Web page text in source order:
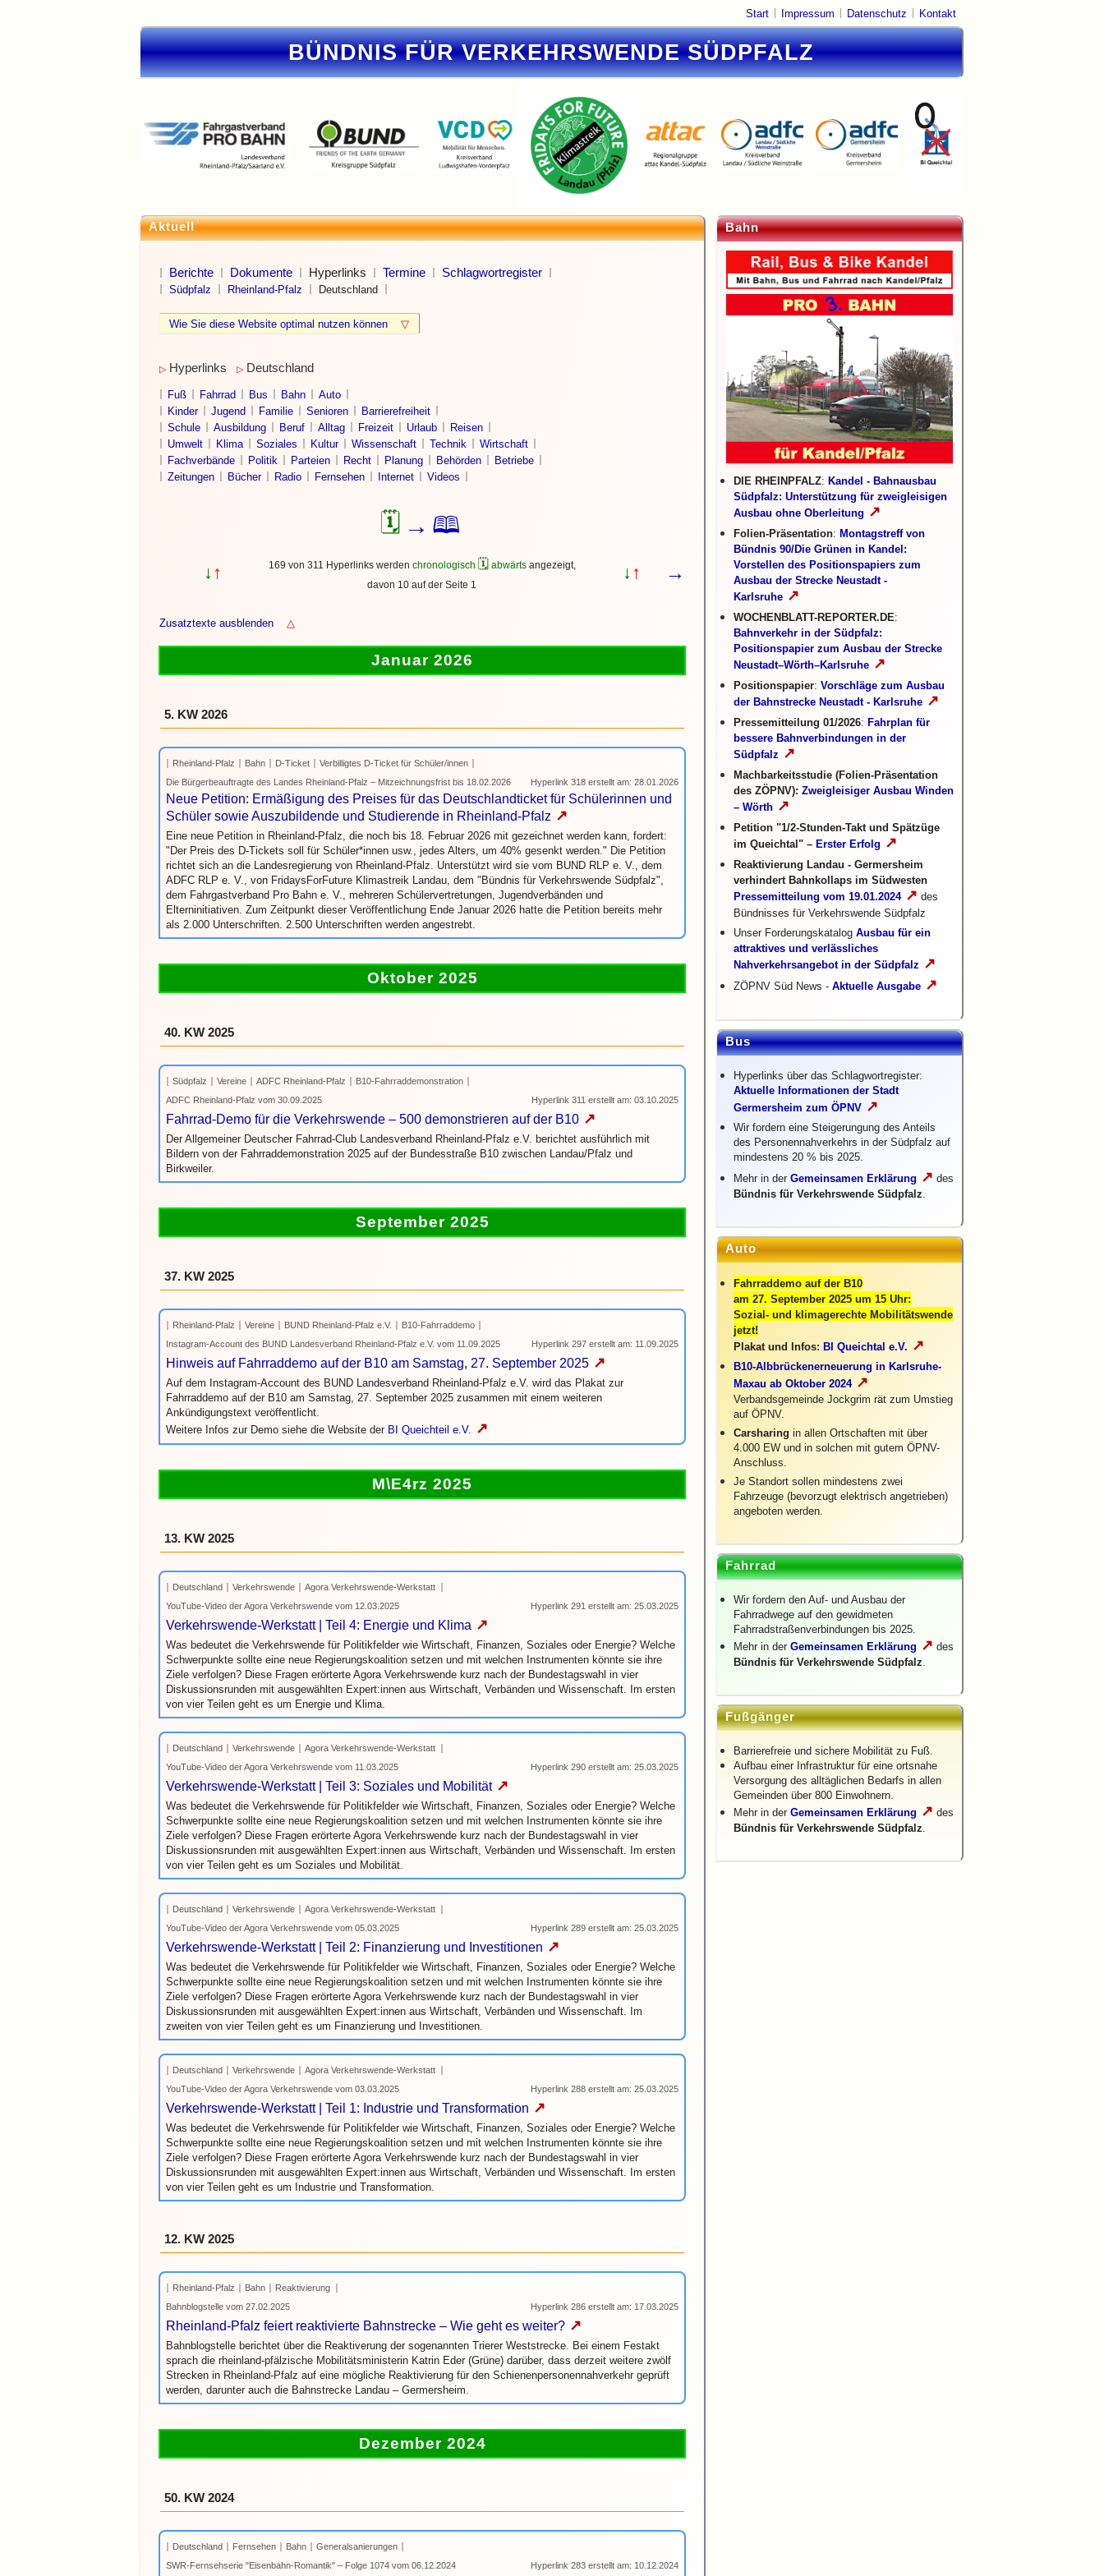
Start Impressum Datenschutz Kontakt
BÜNDNIS FÜR VERKEHRSWENDE SÜDPFALZ
Aktuell
Berichte Dokumente Hyperlinks Termine Schlagwortregister
Südpfalz Rheinland-Pfalz Deutschland
Wie Sie diese Website optimal nutzen können ▽
▷ Hyperlinks ▷ Deutschland
Fuß Fahrrad Bus Bahn
Auto
Kinder
Jugend Familie Senioren
Barrierefreiheit
Schule
Ausbildung Beruf Alltag Freizeit Urlaub
Reisen
Umwelt
Klima Soziales Kultur Wissenschaft Technik
Wirtschaft
Fachverbände
Politik Parteien Recht Planung Behörden
Betriebe
Zeitungen
Bücher Radio Fernsehen Internet Videos
🗓 → 🕮
↓ ↑ 169 von 311 Hyperlinks werden chronologisch 🗓 abwärtsangezeigt,
davon 10 auf der Seite 1
↓ ↑ →
Zusatztexte ausblenden △
Januar 2026
5. KW 2026
Rheinland-Pfalz Bahn D-Ticket
Verbilligtes D-Ticket für Schüler/innen
Die Bürgerbeauftragte des Landes Rheinland-Pfalz – Mitzeichnungsfrist bis 18.02.2026
Hyperlink 318 erstellt am: 28.01.2026
Neue Petition: Ermäßigung des Preises für das Deutschlandticket für Schülerinnen und
Schüler sowie Auszubildende und Studierende in Rheinland-Pfalz ↗
Eine neue Petition in Rheinland-Pfalz, die noch bis 18. Februar 2026 mit gezeichnet werden kann, fordert:
"Der Preis des D-Tickets soll für Schüler*innen usw., jedes Alters, um 40% gesenkt werden." Die Petition
richtet sich an die Landesregierung von Rheinland-Pfalz. Unterstützt wird sie vom BUND RLP e. V., dem
ADFC RLP e. V., von FridaysForFuture Klimastreik Landau, dem "Bündnis für Verkehrswende Südpfalz",
dem Fahrgastverband Pro Bahn e. V., mehreren Schülervertretungen, Jugendverbänden und
Elterninitiativen. Zum Zeitpunkt dieser Veröffentlichung Ende Januar 2026 hatte die Petition bereits mehr
als 2.000 Unterschriften. 2.500 Unterschriften werden angestrebt.
Oktober 2025
40. KW 2025
Südpfalz Vereine ADFC Rheinland-Pfalz
B10-Fahrraddemonstration
ADFC Rheinland-Pfalz vom 30.09.2025
Hyperlink 311 erstellt am: 03.10.2025
Fahrrad-Demo für die Verkehrswende – 500 demonstrieren auf der B10 ↗
Der Allgemeiner Deutscher Fahrrad-Club Landesverband Rheinland-Pfalz e.V. berichtet ausführlich mit
Bildern von der Fahrraddemonstration 2025 auf der Bundesstraße B10 zwischen Landau/Pfalz und
Birkweiler.
September 2025
37. KW 2025
Rheinland-Pfalz Vereine BUND Rheinland-Pfalz e.V.
B10-Fahrraddemo
Instagram-Account des BUND Landesverband Rheinland-Pfalz e.V. vom 11.09.2025
Hyperlink 297 erstellt am: 11.09.2025
Hinweis auf Fahrraddemo auf der B10 am Samstag, 27. September 2025 ↗
Auf dem Instagram-Account des BUND Landesverband Rheinland-Pfalz e.V. wird das Plakat zur
Fahrraddemo auf der B10 am Samstag, 27. September 2025 zusammen mit einem weiteren
Ankündigungstext veröffentlicht.
Weitere Infos zur Demo siehe die Website der BI Queichteil e.V. ↗
M\E4rz 2025
13. KW 2025
Deutschland Verkehrswende
Agora Verkehrswende-Werkstatt
YouTube-Video der Agora Verkehrswende vom 12.03.2025
Hyperlink 291 erstellt am: 25.03.2025
Verkehrswende-Werkstatt | Teil 4: Energie und Klima ↗
Was bedeutet die Verkehrswende für Politikfelder wie Wirtschaft, Finanzen, Soziales oder Energie? Welche
Schwerpunkte sollte eine neue Regierungskoalition setzen und mit welchen Instrumenten könnte sie ihre
Ziele verfolgen? Diese Fragen erörterte Agora Verkehrswende kurz nach der Bundestagswahl in vier
Diskussionsrunden mit ausgewählten Expert:innen aus Wirtschaft, Verbänden und Wissenschaft. Im ersten
von vier Teilen geht es um Energie und Klima.
Deutschland Verkehrswende
Agora Verkehrswende-Werkstatt
YouTube-Video der Agora Verkehrswende vom 11.03.2025
Hyperlink 290 erstellt am: 25.03.2025
Verkehrswende-Werkstatt | Teil 3: Soziales und Mobilität↗
Was bedeutet die Verkehrswende für Politikfelder wie Wirtschaft, Finanzen, Soziales oder Energie? Welche
Schwerpunkte sollte eine neue Regierungskoalition setzen und mit welchen Instrumenten könnte sie ihre
Ziele verfolgen? Diese Fragen erörterte Agora Verkehrswende kurz nach der Bundestagswahl in vier
Diskussionsrunden mit ausgewählten Expert:innen aus Wirtschaft, Verbänden und Wissenschaft. Im ersten
von vier Teilen geht es um Soziales und Mobilität.
Deutschland Verkehrswende
Agora Verkehrswende-Werkstatt
YouTube-Video der Agora Verkehrswende vom 05.03.2025
Hyperlink 289 erstellt am: 25.03.2025
Verkehrswende-Werkstatt | Teil 2: Finanzierung und Investitionen ↗
Was bedeutet die Verkehrswende für Politikfelder wie Wirtschaft, Finanzen, Soziales oder Energie? Welche
Schwerpunkte sollte eine neue Regierungskoalition setzen und mit welchen Instrumenten könnte sie ihre
Ziele verfolgen? Diese Fragen erörterte Agora Verkehrswende kurz nach der Bundestagswahl in vier
Diskussionsrunden mit ausgewählten Expert:innen aus Wirtschaft, Verbänden und Wissenschaft. Im
zweiten von vier Teilen geht es um Finanzierung und Investitionen.
Deutschland Verkehrswende
Agora Verkehrswende-Werkstatt
YouTube-Video der Agora Verkehrswende vom 03.03.2025
Hyperlink 288 erstellt am: 25.03.2025
Verkehrswende-Werkstatt | Teil 1: Industrie und Transformation ↗
Was bedeutet die Verkehrswende für Politikfelder wie Wirtschaft, Finanzen, Soziales oder Energie? Welche
Schwerpunkte sollte eine neue Regierungskoalition setzen und mit welchen Instrumenten könnte sie ihre
Ziele verfolgen? Diese Fragen erörterte Agora Verkehrswende kurz nach der Bundestagswahl in vier
Diskussionsrunden mit ausgewählten Expert:innen aus Wirtschaft, Verbänden und Wissenschaft. Im ersten
von vier Teilen geht es um Industrie und Transformation.
12. KW 2025
Rheinland-Pfalz Bahn
Reaktivierung
Bahnblogstelle vom 27.02.2025
Hyperlink 286 erstellt am: 17.03.2025
Rheinland-Pfalz feiert reaktivierte Bahnstrecke – Wie geht es weiter? ↗
Bahnblogstelle berichtet über die Reaktiverung der sogenannten Trierer Weststrecke. Bei einem Festakt
sprach die rheinland-pfälzische Mobilitätsministerin Katrin Eder (Grüne) darüber, dass derzeit weitere zwölf
Strecken in Rheinland-Pfalz auf eine mögliche Reaktivierung für den Schienenpersonennahverkehr geprüft
werden, darunter auch die Bahnstrecke Landau – Germersheim.
Dezember 2024
50. KW 2024
Deutschland Fernsehen Bahn
Generalsanierungen
SWR-Fernsehserie "Eisenbahn-Romantik" – Folge 1074 vom 06.12.2024
Hyperlink 283 erstellt am: 10.12.2024
Bahn
DIE RHEINPFALZ: Kandel - Bahnausbau
Südpfalz: Unterstützung für zweigleisigen
Ausbau ohne Oberleitung ↗
Folien-Präsentation: Montagstreff von
Bündnis 90/Die Grünen in Kandel:
Vorstellen des Positionspapiers zum
Ausbau der Strecke Neustadt -
Karlsruhe ↗
WOCHENBLATT-REPORTER.DE:
Bahnverkehr in der Südpfalz:
Positionspapier zum Ausbau der Strecke
Neustadt–Wörth–Karlsruhe ↗
Positionspapier: Vorschläge zum Ausbau
der Bahnstrecke Neustadt - Karlsruhe ↗
Pressemitteilung 01/2026: Fahrplan für
bessere Bahnverbindungen in der
Südpfalz ↗
Machbarkeitsstudie (Folien-Präsentation
des ZÖPNV): Zweigleisiger Ausbau Winden
– Wörth ↗
Petition "1/2-Stunden-Takt und Spätzüge
im Queichtal" – Erster Erfolg ↗
Reaktivierung Landau - Germersheim
verhindert Bahnkollaps im Südwesten
Pressemitteilung vom 19.01.2024↗ des
Bündnisses für Verkehrswende Südpfalz
Unser Forderungskatalog Ausbau für ein
attraktives und verlässliches
Nahverkehrsangebot in der Südpfalz ↗
ZÖPNV Süd News - Aktuelle Ausgabe ↗
Bus
Hyperlinks über das Schlagwortregister:
Aktuelle Informationen der Stadt
Germersheim zum ÖPNV ↗
Wir fordern eine Steigerungung des Anteils
des Personennahverkehrs in der Südpfalz auf
mindestens 20 % bis 2025.
Mehr in der Gemeinsamen Erklärung ↗ des
Bündnis für Verkehrswende Südpfalz.
Auto
Fahrraddemo auf der B10
am 27. September 2025 um 15 Uhr:
Sozial- und klimagerechte Mobilitätswende
jetzt!
Plakat und Infos: BI Queichtal e.V. ↗
B10-Albbrückenerneuerung in Karlsruhe-
Maxau ab Oktober 2024↗
Verbandsgemeinde Jockgrim rät zum Umstieg
auf ÖPNV.
Carsharing in allen Ortschaften mit über
4.000 EW und in solchen mit gutem ÖPNV-
Anschluss.
Je Standort sollen mindestens zwei
Fahrzeuge (bevorzugt elektrisch angetrieben)
angeboten werden.
Fahrrad
Wir fordern den Auf- und Ausbau der
Fahrradwege auf den gewidmeten
Fahrradstraßenverbindungen bis 2025.
Mehr in der Gemeinsamen Erklärung ↗ des
Bündnis für Verkehrswende Südpfalz.
Fußgänger
Barrierefreie und sichere Mobilität zu Fuß.
Aufbau einer Infrastruktur für eine ortsnahe
Versorgung des alltäglichen Bedarfs in allen
Gemeinden über 800 Einwohnern.
Mehr in der Gemeinsamen Erklärung ↗ des
Bündnis für Verkehrswende Südpfalz.